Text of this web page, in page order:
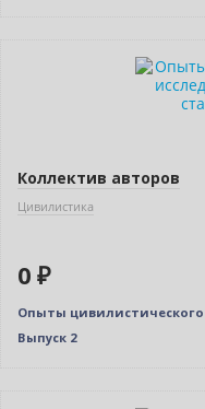
Коллектив авторов
Цивилистика
0 ₽
Опыты
Выпуск 2